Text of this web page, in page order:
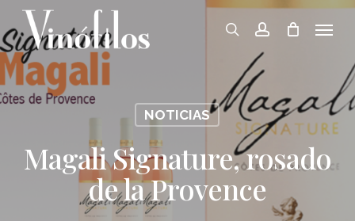
Skip
to
main
content
searchaccount
NOTICIAS
Magali Signature, rosado
de la Provence